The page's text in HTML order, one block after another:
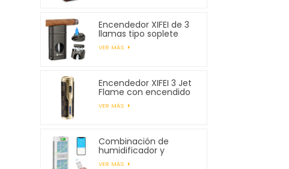
Encendedor XIFEI de 3
llamas tipo soplete
con cortador en V con
resorte
VER MÁS
Encendedor XIFEI 3 Jet
Flame con encendido
electrónico
VER MÁS
Combinación de
humidificador y
purificador de aire XIFEI
VER MÁS